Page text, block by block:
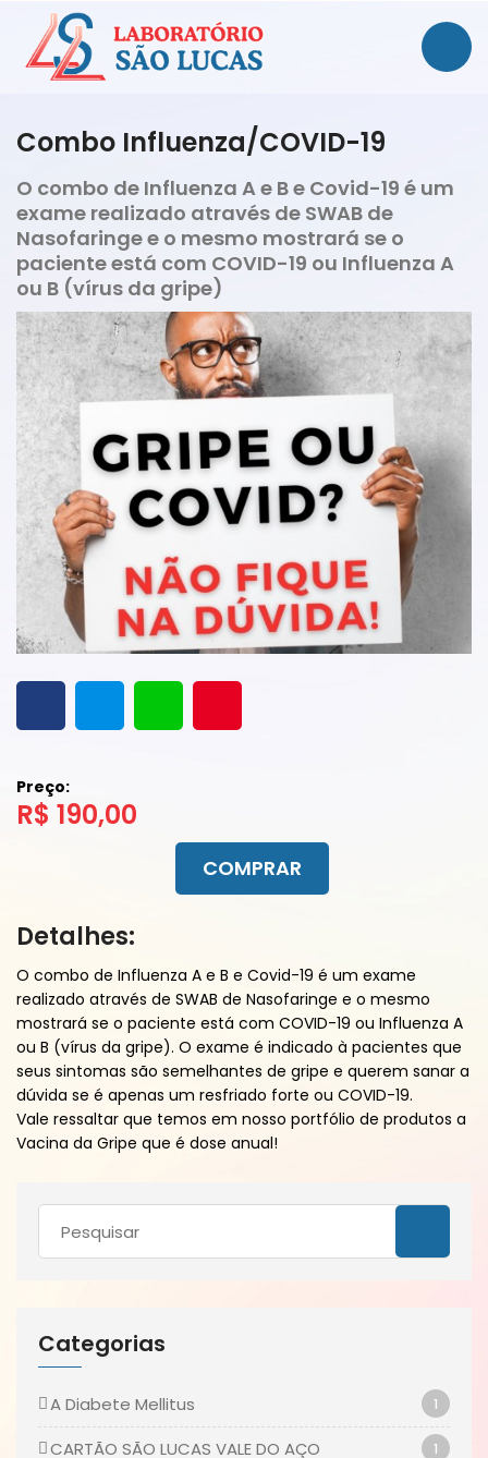
Combo Influenza/COVID-19
O combo de Influenza A e B e Covid-19 é um
exame realizado através de SWAB de
Nasofaringe e o mesmo mostrará se o
paciente está com COVID-19 ou Influenza A
ou B (vírus da gripe)
Preço:
R$ 190,00
COMPRAR
Detalhes:
O combo de Influenza A e B e Covid-19 é um exame
realizado através de SWAB de Nasofaringe e o mesmo
mostrará se o paciente está com COVID-19 ou Influenza A
ou B (vírus da gripe). O exame é indicado à pacientes que
seus sintomas são semelhantes de gripe e querem sanar a
dúvida se é apenas um resfriado forte ou COVID-19.
Vale ressaltar que temos em nosso portfólio de produtos a
Vacina da Gripe que é dose anual!
Categorias
A Diabete Mellitus 1
CARTÃO SÃO LUCAS VALE DO AÇO 1